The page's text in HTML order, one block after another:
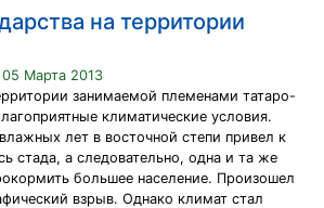
на территории
05 Марта 2013
занимаемой племенами татаро-
климатические условия.
лет в восточной степи привел к
стада, а следовательно, одна и та же
большее население. Произошел
взрыв. Однако климат стал